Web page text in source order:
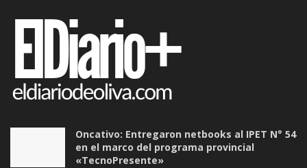
Oncativo: Entregaron netbooks al IPET N° 54
en el marco del programa provincial
«TecnoPresente»